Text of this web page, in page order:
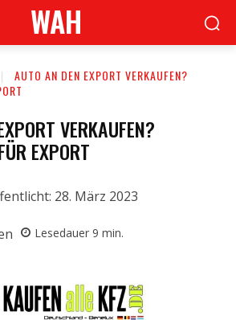
WAH
AUTO AN DEN EXPORT VERKAUFEN?
VERKAUFEN?
EXPORT
28. März 2023
Lesedauer 9 min.